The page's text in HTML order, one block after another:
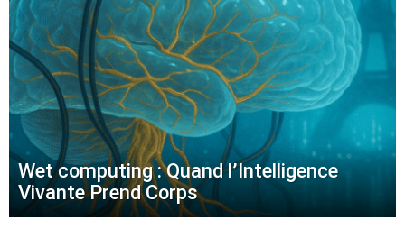
Wet computing : Quand l’Intelligence
Vivante Prend Corps